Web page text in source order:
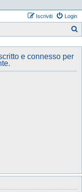
Login
Iscriviti
e connesso per